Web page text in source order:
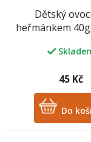
Dětský
heřmánkem
45 Kč
Do